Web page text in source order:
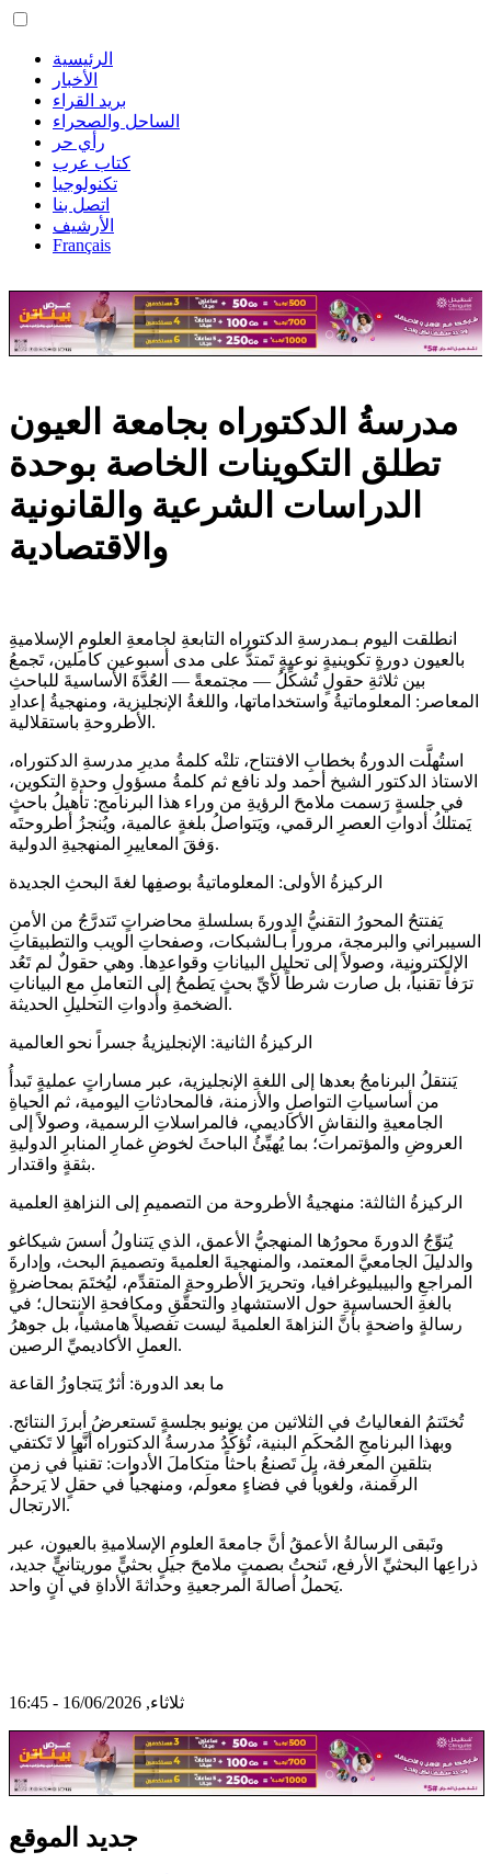
الرئيسية
الأخبار
بريد القراء
الساحل والصحراء
رأي حر
كتاب عرب
تكنولوجيا
اتصل بنا
الأرشيف
Français
مدرسةُ الدكتوراه بجامعة العيون
تطلق التكوينات الخاصة بوحدة
الدراسات الشرعية والقانونية
والاقتصادية
انطلقت اليوم بـمدرسةِ الدكتوراه التابعةِ لجامعةِ العلومِ الإسلاميةِ
بالعيون دورةٍ تكوينيةٍ نوعيةٍ تَمتدُّ على مدى أسبوعين كاملين، تَجمعُ
بين ثلاثةِ حقولٍ تُشكِّلُ — مجتمعةً — العُدَّةَ الأساسيةَ للباحثِ
المعاصر: المعلوماتيةُ واستخداماتها، واللغةُ الإنجليزية، ومنهجيةُ إعدادِ
الأطروحةِ باستقلالية.
استُهلَّت الدورةُ بخطابِ الافتتاح، تلتْه كلمةُ مديرِ مدرسةِ الدكتوراه،
الاستاذ الدكتور الشيخ أحمد ولد نافع ثم كلمةُ مسؤولِ وحدةِ التكوين،
في جلسةٍ رَسمت ملامحَ الرؤيةِ من وراء هذا البرنامج: تأهيلُ باحثٍ
يَمتلكُ أدواتِ العصرِ الرقمي، ويَتواصلُ بلغةٍ عالمية، ويُنجزُ أطروحتَه
وَفقَ المعاييرِ المنهجيةِ الدولية.
الركيزةُ الأولى: المعلوماتيةُ بوصفِها لغةَ البحثِ الجديدة
يَفتتحُ المحورُ التقنيُّ الدورةَ بسلسلةِ محاضراتٍ تَتدرَّجُ من الأمنِ
السيبراني والبرمجة، مروراً بـالشبكات، وصفحاتِ الويب والتطبيقاتِ
الإلكترونية، وصولاً إلى تحليلِ البياناتِ وقواعدِها. وهي حقولٌ لم تَعُد
ترَفاً تقنياً، بل صارت شرطاً لأيِّ بحثٍ يَطمحُ إلى التعاملِ مع البياناتِ
الضخمةِ وأدواتِ التحليلِ الحديثة.
الركيزةُ الثانية: الإنجليزيةُ جسراً نحو العالمية
يَنتقلُ البرنامجُ بعدها إلى اللغةِ الإنجليزية، عبر مساراتٍ عمليةٍ تَبدأُ
من أساسياتِ التواصلِ والأزمنة، فالمحادثاتِ اليومية، ثم الحياةِ
الجامعيةِ والنقاشِ الأكاديمي، فالمراسلاتِ الرسمية، وصولاً إلى
العروضِ والمؤتمرات؛ بما يُهيِّئُ الباحثَ لخوضِ غمارِ المنابرِ الدوليةِ
بثقةٍ واقتدار.
الركيزةُ الثالثة: منهجيةُ الأطروحة من التصميمِ إلى النزاهةِ العلمية
يُتوِّجُ الدورةَ محورُها المنهجيُّ الأعمق، الذي يَتناولُ أسسَ شيكاغو
والدليلَ الجامعيَّ المعتمد، والمنهجيةَ العلميةَ وتصميمَ البحث، وإدارةَ
المراجعِ والبيبليوغرافيا، وتحريرَ الأطروحةِ المتقدِّم، ليُختَمَ بمحاضرةٍ
بالغةِ الحساسيةِ حول الاستشهادِ والتحقُّقِ ومكافحةِ الانتحال؛ في
رسالةٍ واضحةٍ بأنَّ النزاهةَ العلميةَ ليست تفصيلاً هامشياً، بل جوهرُ
العملِ الأكاديميِّ الرصين.
ما بعد الدورة: أثرٌ يَتجاوزُ القاعة
تُختَتمُ الفعالياتُ في الثلاثين من يونيو بجلسةٍ تَستعرضُ أبرزَ النتائج.
وبهذا البرنامجِ المُحكَمِ البنية، تُؤكِّدُ مدرسةُ الدكتوراه أنَّها لا تَكتفي
بتلقينِ المعرفة، بل تَصنعُ باحثاً متكاملَ الأدوات: تقنياً في زمنِ
الرقمنة، ولغوياً في فضاءٍ معولَم، ومنهجياً في حقلٍ لا يَرحمُ
الارتجال.
وتَبقى الرسالةُ الأعمقُ أنَّ جامعةَ العلومِ الإسلاميةِ بالعيون، عبر
ذراعِها البحثيِّ الأرفع، تَنحتُ بصمتٍ ملامحَ جيلٍ بحثيٍّ موريتانيٍّ جديد،
يَحملُ أصالةَ المرجعيةِ وحداثةَ الأداةِ في آنٍ واحد.
ثلاثاء, 16/06/2026 - 16:45
جديد الموقع